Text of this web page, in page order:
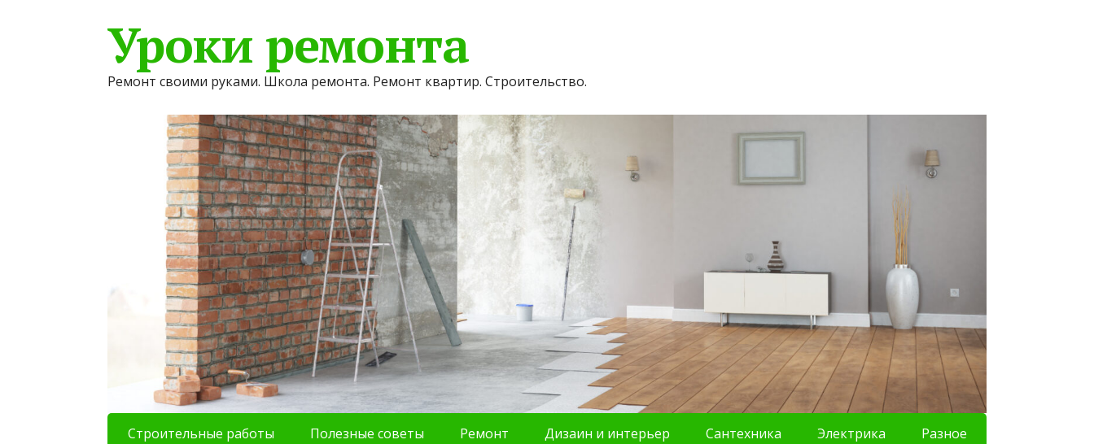
Уроки ремонта
Ремонт своими руками. Школа ремонта. Ремонт квартир. Строительство.
Строительные работы Полезные советы Ремонт Дизаин и интерьер Сантехника Электрика Разное